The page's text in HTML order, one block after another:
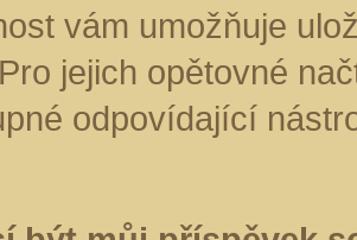
vám umožňuje
jejich opětovné
odpovídající